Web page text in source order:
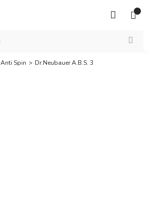
Anti Spin Dr.Neubauer A.B.S. 3